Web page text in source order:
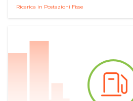
Ricarica in Postazioni Fisse